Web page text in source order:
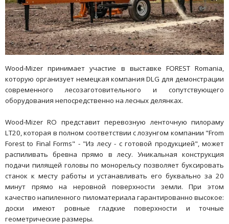
Wood-Mizer принимает участие в выставке FOREST Romania,
которую организует немецкая компания DLG для демонстрации
современного лесозаготовительного и сопутствующего
оборудования непосредственно на лесных делянках.
Wood-Mizer RO представит перевозную ленточную пилораму
LT20, которая в полном соответствии с лозунгом компании "From
Forest to Final Forms" - "Из лесу - с готовой продукцией", может
распиливать бревна прямо в лесу. Уникальная конструкция
подачи пилящей головы по монорельсу позволяет буксировать
станок к месту работы и устанавливать его буквально за 20
минут прямо на неровной поверхности земли. При этом
качество напиленного пиломатериала гарантированно высокое:
доски имеют ровные гладкие поверхности и точные
геометрические размеры.